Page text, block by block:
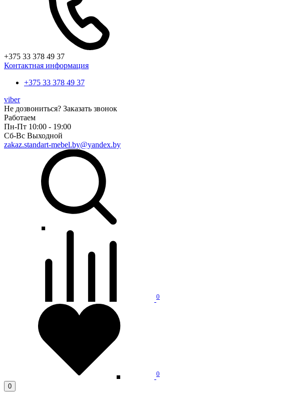
+375 33 378 49 37
Контактная информация
+375 33 378 49 37
viber
Не дозвониться? Заказать звонок
Работаем
Пн-Пт 10:00 - 19:00
Сб-Вс Выходной
zakaz.standart-mebel.by@yandex.by
0
0
0